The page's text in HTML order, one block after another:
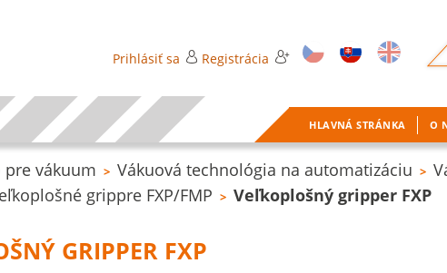
Prihlásiť sa Registrácia
HLAVNÁ STRÁNKA O
pre vákuum > Vákuová technológia na automatizáciu >
grippre FXP/FMP > Veľkoplošný gripper FXP
GRIPPER FXP